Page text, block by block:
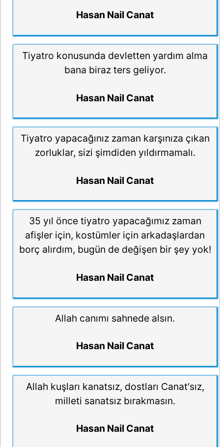
Hasan Nail Canat
Tiyatro konusunda devletten yardım alma
bana biraz ters geliyor.
Hasan Nail Canat
Tiyatro yapacağınız zaman karşınıza çıkan
zorluklar, sizi şimdiden yıldırmamalı.
Hasan Nail Canat
35 yıl önce tiyatro yapacağımız zaman
afişler için, kostümler için arkadaşlardan
borç alırdım, bugün de değişen bir şey yok!
Hasan Nail Canat
Allah canımı sahnede alsın.
Hasan Nail Canat
Allah kuşları kanatsız, dostları Canat'sız,
milleti sanatsız bırakmasın.
Hasan Nail Canat